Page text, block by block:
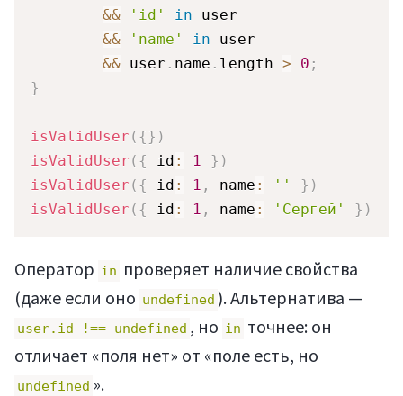
Статьи
&&
'id' in user
&&
'name' in user
&& user . name . length > 0 ;
}
isValidUser ( {} )
isValidUser ( { id : 1 } )
isValidUser ( { id : 1 , name : '' } )
isValidUser ( { id : 1 , name : 'Сергей' } )
Оператор in проверяет наличие свойства
(даже если оно undefined ). Альтернатива —
user.id !== undefined , но in точнее: он
отличает «поля нет» от «поле есть, но
undefined ».